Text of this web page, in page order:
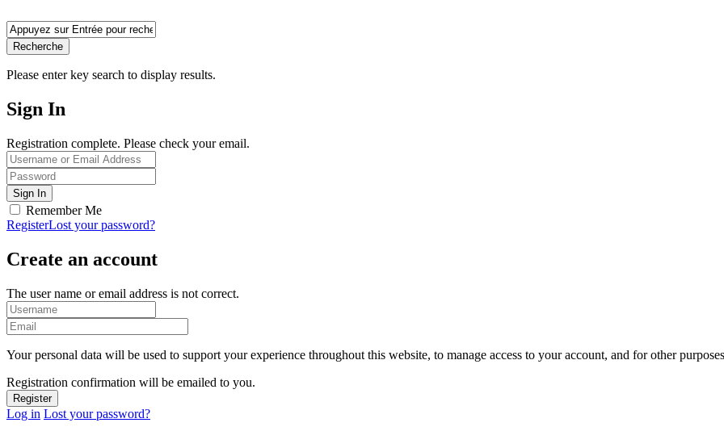
Recherche
Please enter key search to display results.
Sign In
Registration complete. Please check your email.
Remember Me
RegisterLost your password?
Create an account
The user name or email address is not correct.
Your personal data will be used to support your experience throughout this website, to manage access to your account, and for other
Registration confirmation will be emailed to you.
Log in Lost your password?